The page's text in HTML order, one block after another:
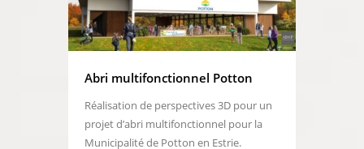
Abri multifonctionnel Potton
Réalisation de perspectives 3D pour un
projet d’abri multifonctionnel pour la
Municipalité de Potton en Estrie.